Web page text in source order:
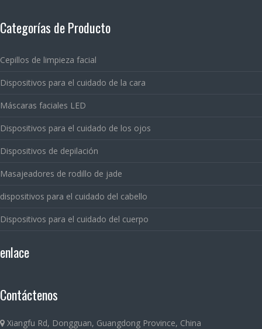
Categorías de Producto
Cepillos de limpieza facial
Dispositivos para el cuidado de la cara
Máscaras faciales LED
Dispositivos para el cuidado de los ojos
Dispositivos de depilación
Masajeadores de rodillo de jade
dispositivos para el cuidado del cabello
Dispositivos para el cuidado del cuerpo
enlace
Contáctenos
Xiangfu Rd, Dongguan, Guangdong Province, China